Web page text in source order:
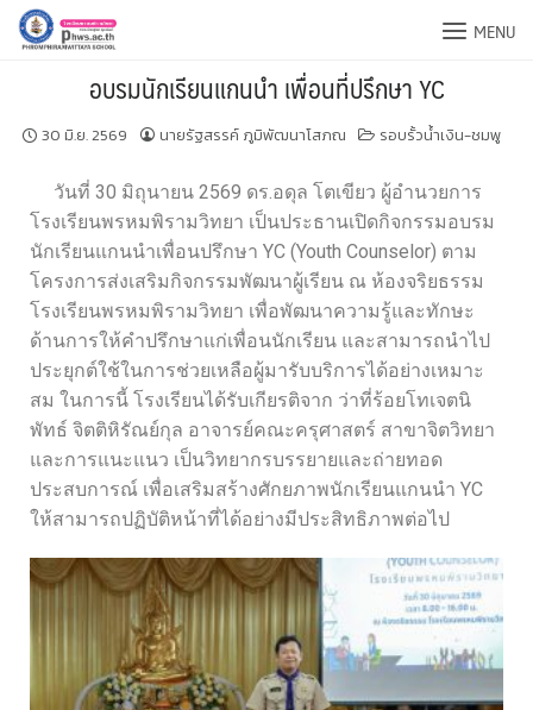
MENU
อบรมนักเรียนแกนนำ เพื่อนที่ปรึกษา YC
30 มิ.ย. 2569 นายรัฐสรรค์ ภูมิพัฒนาโสภณ รอบรั้วน้ำเงิน-ชมพู
วันที่ 30 มิถุนายน 2569 ดร.อดุล โตเขียว ผู้อำนวยการ
โรงเรียนพรหมพิรามวิทยา เป็นประธานเปิดกิจกรรมอบรม
นักเรียนแกนนำเพื่อนปรึกษา YC (Youth Counselor) ตาม
โครงการส่งเสริมกิจกรรมพัฒนาผู้เรียน ณ ห้องจริยธรรม
โรงเรียนพรหมพิรามวิทยา เพื่อพัฒนาความรู้และทักษะ
ด้านการให้คำปรึกษาแก่เพื่อนนักเรียน และสามารถนำไป
ประยุกต์ใช้ในการช่วยเหลือผู้มารับบริการได้อย่างเหมาะ
สม ในการนี้ โรงเรียนได้รับเกียรติจาก ว่าที่ร้อยโทเจตนิ
พัทธ์ จิตติหิรัณย์กุล อาจารย์คณะครุศาสตร์ สาขาจิตวิทยา
และการแนะแนว เป็นวิทยากรบรรยายและถ่ายทอด
ประสบการณ์ เพื่อเสริมสร้างศักยภาพนักเรียนแกนนำ YC
ให้สามารถปฏิบัติหน้าที่ได้อย่างมีประสิทธิภาพต่อไป